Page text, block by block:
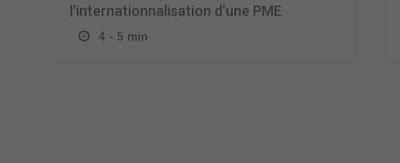
l'internationnalisation d'une PME
4 - 5 min